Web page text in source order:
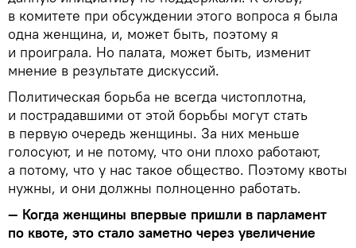
в комитете при обсуждении этого вопроса я была
одна женщина, и, может быть, поэтому я
и проиграла. Но палата, может быть, изменит
мнение в результате дискуссий.
Политическая борьба не всегда чистоплотна,
и пострадавшими от этой борьбы могут стать
в первую очередь женщины. За них меньше
голосуют, и не потому, что они плохо работают,
а потому, что у нас такое общество. Поэтому квоты
нужны, и они должны полноценно работать.
— Когда женщины впервые пришли в парламент
по квоте, это стало заметно через увеличение